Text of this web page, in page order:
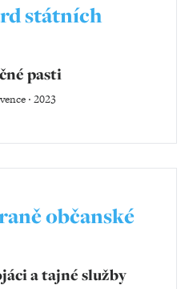
státních
pasti
‧ 2023
občanské
a tajné služby